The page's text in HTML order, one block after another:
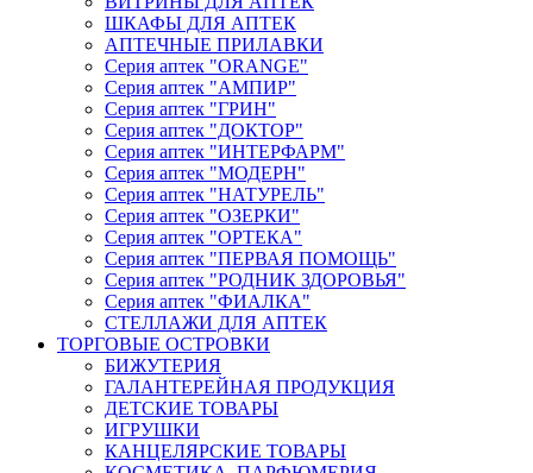
ШКАФЫ ДЛЯ АПТЕК
АПТЕЧНЫЕ ПРИЛАВКИ
Серия аптек "ORANGE"
Серия аптек "АМПИР"
Серия аптек "ГРИН"
Серия аптек "ДОКТОР"
Серия аптек "ИНТЕРФАРМ"
Серия аптек "МОДЕРН"
Серия аптек "НАТУРЕЛЬ"
Серия аптек "ОЗЕРКИ"
Серия аптек "ОРТЕКА"
Серия аптек "ПЕРВАЯ ПОМОЩЬ"
Серия аптек "РОДНИК ЗДОРОВЬЯ"
Серия аптек "ФИАЛКА"
СТЕЛЛАЖИ ДЛЯ АПТЕК
ТОРГОВЫЕ ОСТРОВКИ
БИЖУТЕРИЯ
ГАЛАНТЕРЕЙНАЯ ПРОДУКЦИЯ
ДЕТСКИЕ ТОВАРЫ
ИГРУШКИ
КАНЦЕЛЯРСКИЕ ТОВАРЫ